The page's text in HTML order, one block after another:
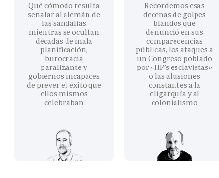
Qué cómodo resulta
señalar al alemán de
las sandalias
mientras se ocultan
décadas de mala
planificación,
burocracia
paralizante y
gobiernos incapaces
de prever el éxito que
ellos mismos
celebraban
Recordemos esas
decenas de golpes
blandos que
denunció en sus
comparecencias
públicas, los ataques a
un Congreso poblado
por «HP’s esclavistas»
o las alusiones
constantes a la
oligarquía y al
colonialismo